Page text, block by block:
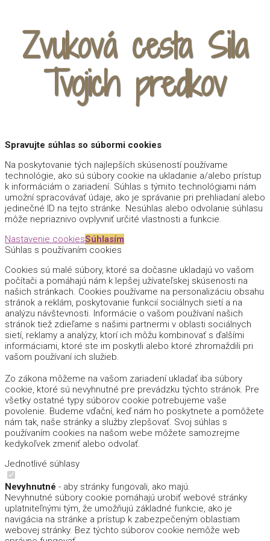
Zvuková cesta Sila
Tvojich predkov
Spravujte súhlas so súbormi cookies
Na poskytovanie tých najlepších skúseností používame
technológie, ako sú súbory cookie na ukladanie a/alebo prístup
k informáciám o zariadení. Súhlas s týmito technológiami nám
umožní spracovávať údaje, ako je správanie pri prehliadaní alebo
jedinečné ID na tejto stránke. Nesúhlas alebo odvolanie súhlasu
môže nepriaznivo ovplyvniť určité vlastnosti a funkcie.
Nastavenie cookiesSúhlasím
Súhlas s používaním cookies
Cookies sú malé súbory, ktoré sa dočasne ukladajú vo vašom
počítači a pomáhajú nám k lepšej užívateľskej skúsenosti na
našich stránkach. Cookies používame na personalizáciu obsahu
stránok a reklám, poskytovanie funkcií sociálnych sietí a na
analýzu návštevnosti. Informácie o vašom používaní našich
stránok tiež zdieľame s našimi partnermi v oblasti sociálnych
sietí, reklamy a analýzy, ktorí ich môžu kombinovať s ďalšími
informáciami, ktoré ste im poskytli alebo ktoré zhromaždili pri
vašom používaní ich služieb.
Zo zákona môžeme na vašom zariadení ukladať iba súbory
cookie, ktoré sú nevyhnutné pre prevádzku týchto stránok. Pre
všetky ostatné typy súborov cookie potrebujeme vaše
povolenie. Budeme vďační, keď nám ho poskytnete a pomôžete
nám tak, naše stránky a služby zlepšovať. Svoj súhlas s
používaním cookies na našom webe môžete samozrejme
kedykoľvek zmeniť alebo odvolať.
Jednotlivé súhlasy
Nevyhnutné - aby stránky fungovali, ako majú.
Nevyhnutné súbory cookie pomáhajú urobiť webové stránky
uplatniteľnými tým, že umožňujú základné funkcie, ako je
navigácia na stránke a prístup k zabezpečeným oblastiam
webovej stránky. Bez týchto súborov cookie nemôže web